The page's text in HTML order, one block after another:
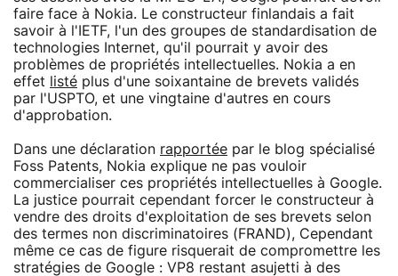
faire face à Nokia. Le constructeur finlandais a fait
savoir à l'IETF, l'un des groupes de standardisation de
technologies Internet, qu'il pourrait y avoir des
problèmes de propriétés intellectuelles. Nokia a en
effet
listé plus d'une soixantaine de brevets validés
par l'USPTO, et une vingtaine d'autres en cours
d'approbation.
Dans une déclaration rapportée par le blog spécialisé
Foss Patents, Nokia explique ne pas vouloir
commercialiser ces propriétés intellectuelles à Google.
La justice pourrait cependant forcer le constructeur à
vendre des droits d'exploitation de ses brevets selon
des termes non discriminatoires (FRAND), Cependant
même ce cas de figure risquerait de compromettre les
stratégies de Google : VP8 restant asujetti à des